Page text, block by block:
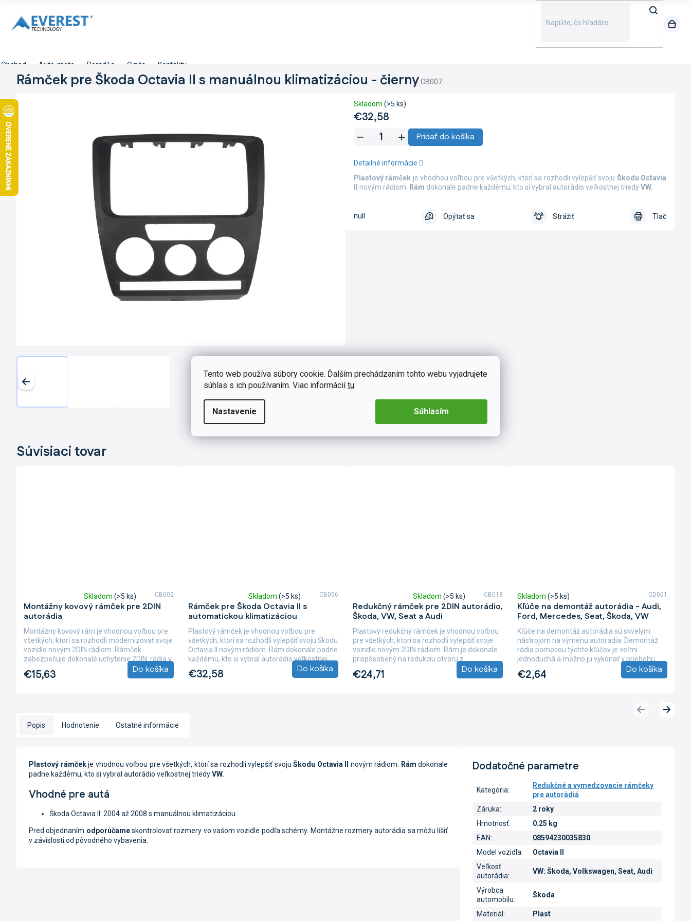
Tento web používa súbory cookie. Ďalším prechádzaním tohto webu vyjadrujete
súhlas s ich používaním. Viac informáciítu.
Nastavenie Súhlasím
obsah
Obchod Auto-moto Poradňa O nás Kontakty
Rámček pre Škoda Octavia II s manuálnou klimatizáciou - čiernyCB007
€32,58
Jednotková
Skladom (>5 ks)
Pridať do košíka
Plastový rámček je vhodnou voľbou pre všetkých, ktorí sa rozhodli vylepšiť svoju Škodu Octavia
novým rádiom. Rám dokonale padne každému, kto si vybral autorádio veľkostnej triedyVW.
Detailné informácie
Tlač
Opýtať sa Strážiť
null
Súvisiaci tovar
Montážny kovový rámček pre 2DIN
autorádia
hodnotenie
produktu
je
5,0
z
5
Skladom (>5 ks)
€15,63 Do košíka
Montážny kovový rám je vhodnou voľbou pre
všetkých, ktorí sa rozhodli modernizovať svoje
vozidlo novým 2DIN rádiom. Rámček
zabezpečuje dokonalé uchytenie 2DIN rádia v
aute. Na...
CB002
Rámček pre Škoda Octavia II s
automatickou klimatizáciou
hodnotenie
produktu
je
5,0
z
5
Skladom (>5 ks)
€32,58 Do košíka
Plastový rámček je vhodnou voľbou pre
všetkých, ktorí sa rozhodli vylepšiť svoju Škodu
Octavia II novým rádiom. Rám dokonale padne
každému, kto si vybral autorádio veľkostnej...
CB006
Redukčný rámček pre 2DIN autorádio,
Škoda, VW, Seat a Audi
hodnotenie
produktu
je
z
5
Skladom (>5 ks)
€24,71 Do košíka
Plastový redukčný rámček je vhodnou voľbou
pre všetkých, ktorí sa rozhodli vylepšiť svoje
vozidlo novým 2DIN rádiom. Rám je dokonale
prispôsobený na redukciu otvoru z
veľkostnej...
CB018
Kľúče na demontáž autorádia - Audi,
Ford, Mercedes, Seat, Škoda, VW
Skladom (>5 ks)
€2,64 Do košíka
Kľúče na demontáž autorádia sú skvelým
nástrojom na výmenu autorádia. Demontáž
rádia pomocou týchto kľúčov je veľmi
jednoduchá a možno ju vykonať v priebehu
niekoľkých sekúnd....
CD001
Predchádzajúci
Ďalší
Popis
Hodnotenie Ostatné informácie
Plastový rámčekje vhodnou voľbou pre všetkých, ktorí sa rozhodli vylepšiť svojuŠkodu Octavia II novým rádiom. Rám dokonale
padne každému, kto si vybral autorádio veľkostnej triedyVW.
Vhodné pre autá
Škoda Octavia II: 2004 až 2008 s manuálnou klimatizáciou
Pred objednaním odporúčameskontrolovať rozmery vo vašom vozidle podľa schémy. Montážne rozmery autorádia sa môžu líšiť
v závislosti od pôvodného vybavenia.
Dodatočné parametre
Kategória:
Redukčné a vymedzovacie rámčeky
pre autorádiá
Záruka:
2 roky
Hmotnosť:
0.25 kg
EAN:
08594230035830
Model vozidla:
Octavia II
Veľkosť
autorádia:
VW: Škoda, Volkswagen, Seat, Audi
Výrobca
automobilu:
Škoda
Materiál: Plast